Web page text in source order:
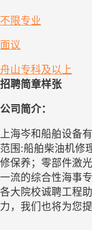
不限专业
面议
舟山专科及以上
招聘简章样张
公司简介：
上海岑和船舶设备
范围:船舶柴油机修
修保养；零部件激
一流的综合性海事
各大院校诚聘工程
力，我们也将为您